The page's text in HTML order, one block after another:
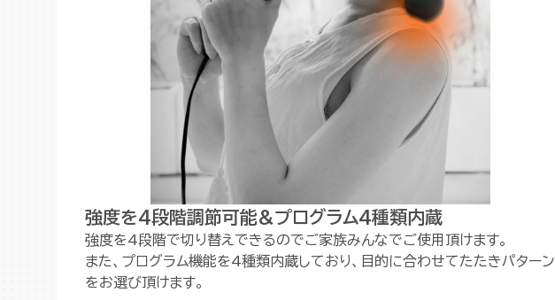
強度を4段階調節可能&プログラム4種類内蔵
強度を4段階で切り替えできるのでご家族みんなでご使用頂けます。
また、プログラム機能を4種類内蔵しており、目的に合わせてたたきパターン
をお選び頂けます。